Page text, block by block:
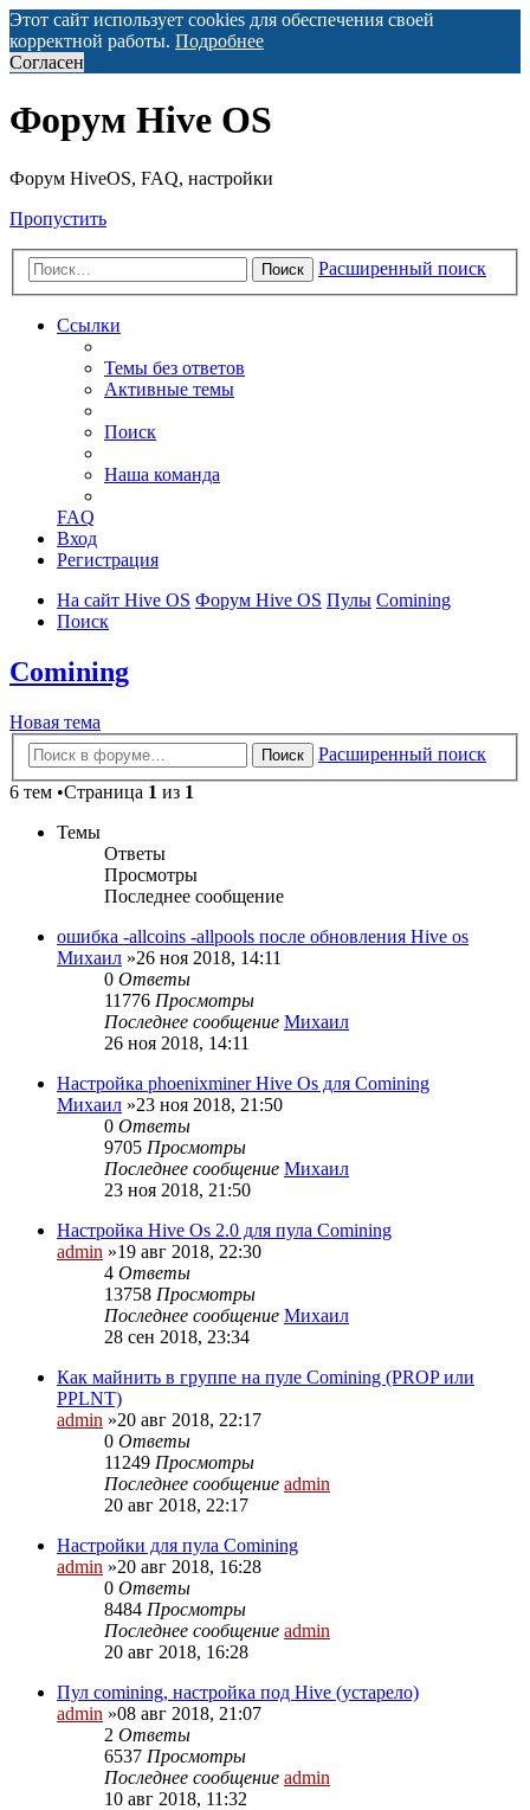
Этот сайт использует cookies для обеспечения своей
корректной работы. Подробнее
Согласен
Форум Hive OS
Форум HiveOS, FAQ, настройки
Пропустить
Поиск Расширенный поиск
Ссылки
Темы без ответов
Активные темы
Поиск
Наша команда
FAQ
Вход
Регистрация
На сайт Hive OS Форум Hive OS Пулы Comining
Поиск
Comining
Новая тема
Поиск
Расширенный поиск
6 тем •Страница 1 из 1
Темы
Ответы
Просмотры
Последнее сообщение
ошибка -allcoins -allpools после обновления Hive os
Михаил »26 ноя 2018, 14:11
0 Ответы
11776 Просмотры
Последнее сообщение Михаил
26 ноя 2018, 14:11
Настройка phoenixminer Hive Os для Comining
Михаил »23 ноя 2018, 21:50
0 Ответы
9705 Просмотры
Последнее сообщение Михаил
23 ноя 2018, 21:50
Настройка Hive Os 2.0 для пула Comining
admin »19 авг 2018, 22:30
4 Ответы
13758 Просмотры
Последнее сообщение Михаил
28 сен 2018, 23:34
Как майнить в группе на пуле Comining (PROP или
PPLNT)
admin »20 авг 2018, 22:17
0 Ответы
11249 Просмотры
Последнее сообщение admin
20 авг 2018, 22:17
Настройки для пула Comining
admin »20 авг 2018, 16:28
0 Ответы
8484 Просмотры
Последнее сообщение admin
20 авг 2018, 16:28
Пул comining, настройка под Hive (устарело)
admin »08 авг 2018, 21:07
2 Ответы
6537 Просмотры
Последнее сообщение admin
10 авг 2018, 11:32